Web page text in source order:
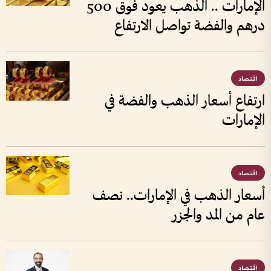
الإمارات .. الذهب يعود فوق 500
درهم والفضة تواصل الارتفاع
اقتصاد
ارتفاع أسعار الذهب والفضة في
الإمارات
اقتصاد
أسعار الذهب في الإمارات.. نصف
عام من المد والجزر
اقتصاد